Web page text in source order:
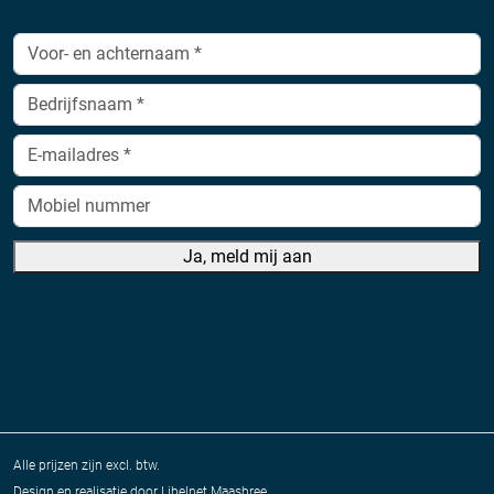
Ja, meld mij aan
Alle prijzen zijn excl. btw.